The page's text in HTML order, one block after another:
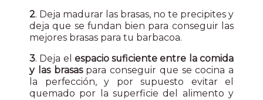
2. Deja madurar las brasas, no te precipites y
deja que se fundan bien para conseguir las
mejores brasas para tu barbacoa.
3. Deja el espacio suficiente entre la comida
y las brasaspara conseguir que se cocina a
la perfección, y por supuesto evitar el
quemado por la superficie del alimento y